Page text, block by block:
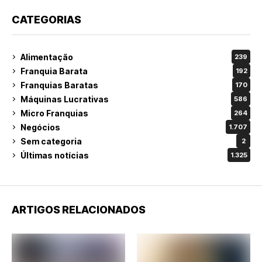
CATEGORIAS
Alimentação 239
Franquia Barata 192
Franquias Baratas 170
Máquinas Lucrativas 586
Micro Franquias 264
Negócios 1.707
Sem categoria 2
Últimas notícias 1.325
ARTIGOS RELACIONADOS